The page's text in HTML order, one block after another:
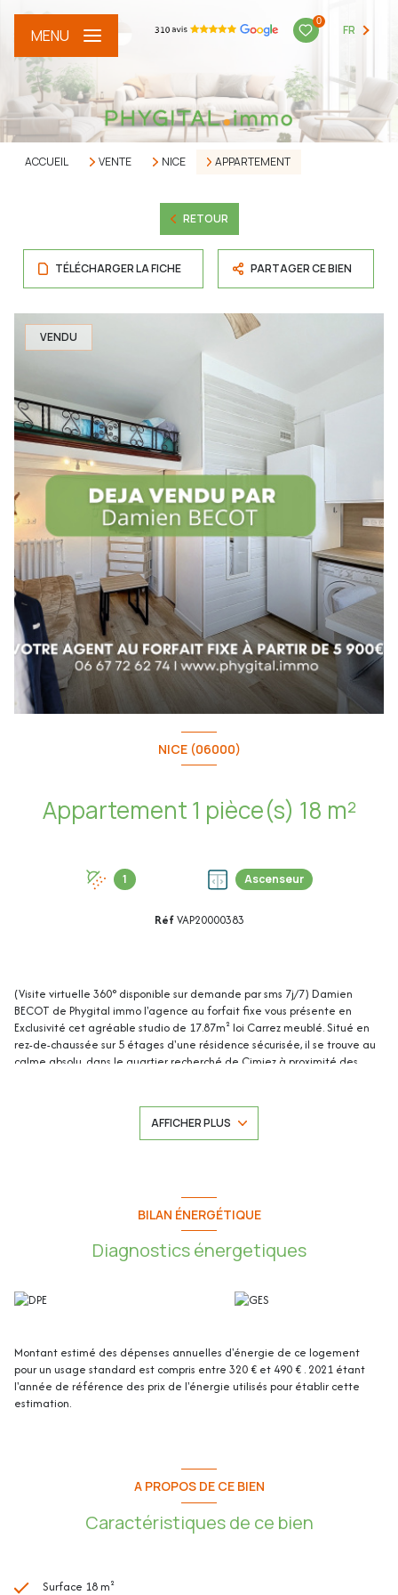
0
FR
MENU
ACCUEIL VENTE NICE APPARTEMENT
RETOUR
TÉLÉCHARGER LA FICHE PARTAGER CE BIEN
VENDU
NICE (06000)
Appartement 1 pièce(s) 18 m²
1 Ascenseur
RéfVAP20000383
(Visite virtuelle 360° disponible sur demande par sms 7j/7) Damien
BECOT de Phygital immo l'agence au forfait fixe vous présente en
Exclusivité cet agréable studio de 17.87m² loi Carrez meublé. Situé en
rez-de-chaussée sur 5 étages d'une résidence sécurisée, il se trouve au
calme absolu, dans le quartier recherché de Cimiez à proximité des
Faibles charges (65€ /mois) et idéal investissement locatif
(actuellement loué meublé pour 630€ charges comprises / 580€ hors
Cet appartement de 17,87m² loi Carrez se compose de :
- Séjour / Cuisine : 15m²
- Mezzanine : 3,66m²
- Agréable terrasse extérieure non privative
AFFICHER PLUS
BILAN ÉNERGÉTIQUE
Diagnostics énergetiques
Montant estimé des dépenses annuelles d'énergie de ce logement
pour un usage standard est compris entre 320 € et 490 € . 2021 étant
l'année de référence des prix de l'énergie utilisés pour établir cette
estimation.
A PROPOS DE CE BIEN
Caractéristiques de ce bien
Surface 18 m²